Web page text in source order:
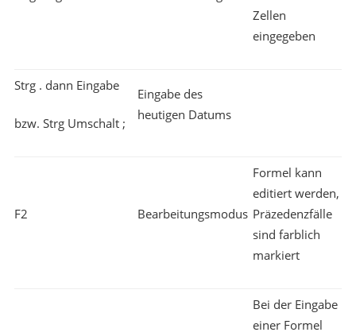
Zellen
eingegeben
Strg . dann Eingabe
bzw. Strg Umschalt ;
Eingabe des
heutigen Datums
F2 Bearbeitungsmodus
Formel kann
editiert werden,
Präzedenzfälle
sind farblich
markiert
Bei der Eingabe
einer Formel